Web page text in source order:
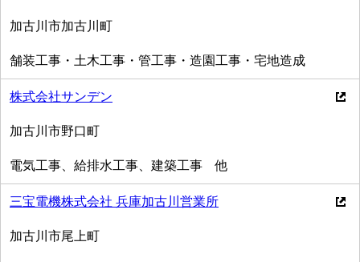
加古川市加古川町
舗装工事・土木工事・管工事・造園工事・宅地造成
株式会社サンデン
加古川市野口町
電気工事、給排水工事、建築工事 他
三宝電機株式会社 兵庫加古川営業所
加古川市尾上町